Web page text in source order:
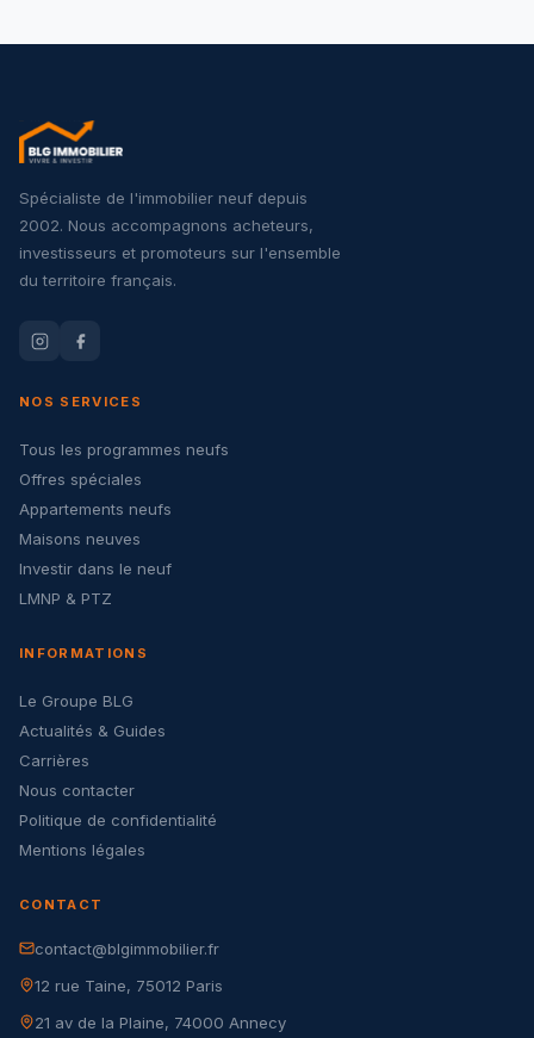
Spécialiste de l'immobilier neuf depuis
2002. Nous accompagnons acheteurs,
investisseurs et promoteurs sur l'ensemble
du territoire français.
NOS SERVICES
Tous les programmes neufs
Offres spéciales
Appartements neufs
Maisons neuves
Investir dans le neuf
LMNP & PTZ
INFORMATIONS
Le Groupe BLG
Actualités & Guides
Carrières
Nous contacter
Politique de confidentialité
Mentions légales
CONTACT
contact@blgimmobilier.fr
12 rue Taine, 75012 Paris
21 av de la Plaine, 74000 Annecy